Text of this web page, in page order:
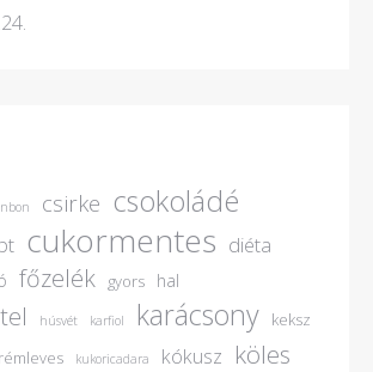
csirke csokoládé
cukormentes diéta
főzelék gyors hal
húsvét karfiol karácsony keksz
kukoricadara kókusz köles